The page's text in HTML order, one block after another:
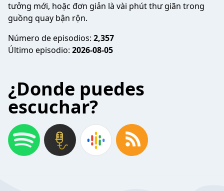
tưởng mới, hoặc đơn giản là vài phút thư giãn trong
guồng quay bận rộn.
Número de episodios: 2,357
Último episodio: 2026-08-05
¿Donde puedes
escuchar?